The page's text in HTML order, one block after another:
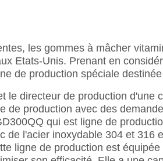
les gommes à mâcher
Etats-Unis. Prenant en
de production spéciale
le directeur de production
de production avec des
qui est ligne de
de l'acier inoxydable 304 et
ligne de production est